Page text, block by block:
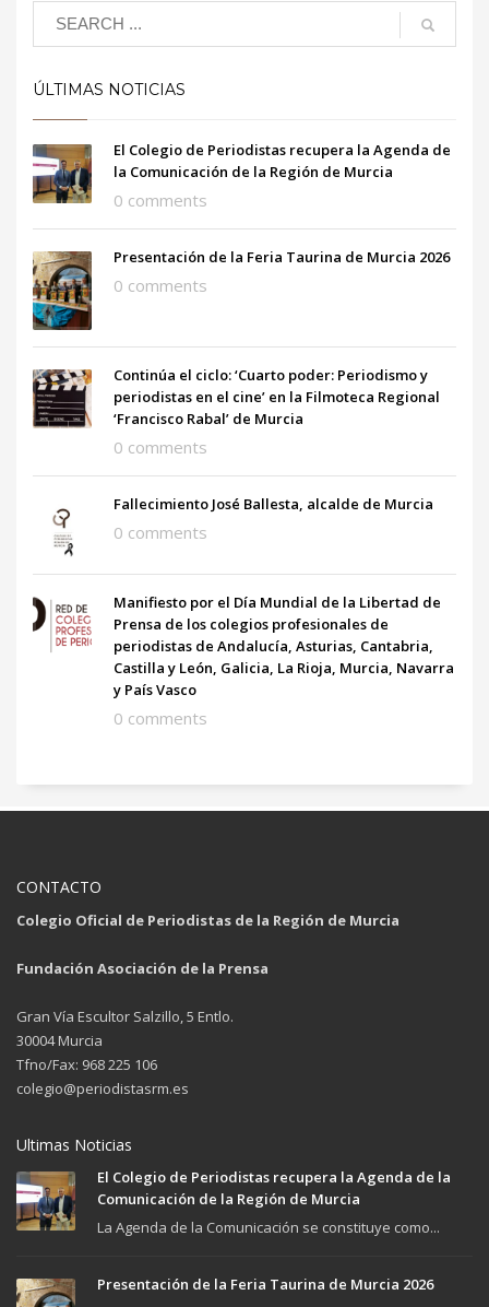
ÚLTIMAS NOTICIAS
El Colegio de Periodistas recupera la Agenda de
la Comunicación de la Región de Murcia
0 comments
Presentación de la Feria Taurina de Murcia 2026
0 comments
Continúa el ciclo: ‘Cuarto poder: Periodismo y
periodistas en el cine’ en la Filmoteca Regional
‘Francisco Rabal’ de Murcia
0 comments
Fallecimiento José Ballesta, alcalde de Murcia
0 comments
Manifiesto por el Día Mundial de la Libertad de
Prensa de los colegios profesionales de
periodistas de Andalucía, Asturias, Cantabria,
Castilla y León, Galicia, La Rioja, Murcia, Navarra
y País Vasco
0 comments
CONTACTO
Colegio Oficial de Periodistas de la Región de Murcia
Fundación Asociación de la Prensa
Gran Vía Escultor Salzillo, 5 Entlo.
30004 Murcia
Tfno/Fax: 968 225 106
colegio@periodistasrm.es
Ultimas Noticias
El Colegio de Periodistas recupera la Agenda de la
Comunicación de la Región de Murcia
La Agenda de la Comunicación se constituye como...
Presentación de la Feria Taurina de Murcia 2026